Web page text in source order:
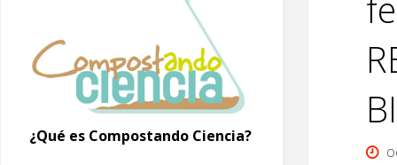
¿Qué es Compostando Ciencia?